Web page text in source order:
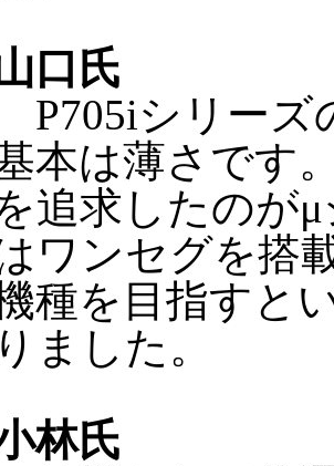
口氏
P705iシリーズ
本は薄さです
追求したのが
ワンセグを搭
種を目指すと
りました。
林氏